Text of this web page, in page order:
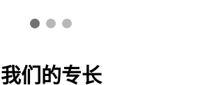
我们的专长